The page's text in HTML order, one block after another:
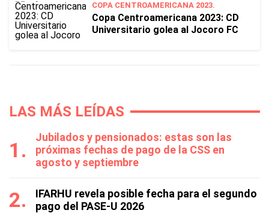
COPA CENTROAMERICANA 2023.
Copa Centroamericana 2023: CD
Universitario golea al Jocoro FC
LAS MÁS LEÍDAS
Jubilados y pensionados: estas son las
próximas fechas de pago de la CSS en
agosto y septiembre
IFARHU revela posible fecha para el segundo
pago del PASE-U 2026